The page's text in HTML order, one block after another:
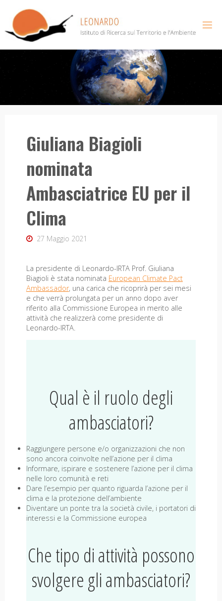
contenuto
Giuliana Biagioli
nominata
Ambasciatrice EU per il
Clima
27 Maggio 2021
La presidente di Leonardo-IRTA Prof. Giuliana
Biagioli è stata nominata European Climate Pact
Ambassador, una carica che ricoprirà per sei mesi
e che verrà prolungata per un anno dopo aver
riferito alla Commissione Europea in merito alle
attività che realizzerà come presidente di
Leonardo-IRTA.
Qual è il ruolo degli
ambasciatori?
Raggiungere persone e/o organizzazioni che non
sono ancora coinvolte nell’azione per il clima
Informare, ispirare e sostenere l’azione per il clima
nelle loro comunità e reti
Dare l’esempio per quanto riguarda l’azione per il
clima e la protezione dell’ambiente
Diventare un ponte tra la società civile, i portatori di
interessi e la Commissione europea
Che tipo di attività possono
svolgere gli ambasciatori?